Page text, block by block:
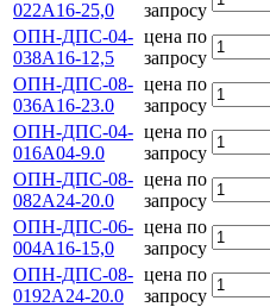
022А16-25,0
запросу
ОПН-ДПС-04-
038А16-12,5
цена по
запросу
ОПН-ДПС-08-
036А16-23.0
цена по
запросу
ОПН-ДПС-04-
016А04-9.0
цена по
запросу
ОПН-ДПС-08-
082А24-20.0
цена по
запросу
ОПН-ДПС-06-
004A16-15,0
цена по
запросу
ОПН-ДПС-08-
0192А24-20.0
цена по
запросу